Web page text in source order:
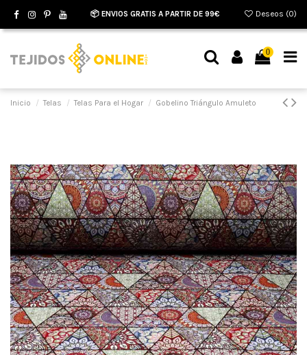
📦 ENVIOS GRATIS A PARTIR DE 99€ Deseos (0)
0
Inicio Telas Telas Para el Hogar Gobelino Triángulo Amuleto